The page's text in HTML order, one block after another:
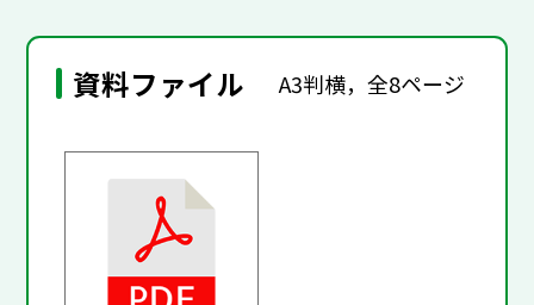
資料ファイル A3判横，全8ページ